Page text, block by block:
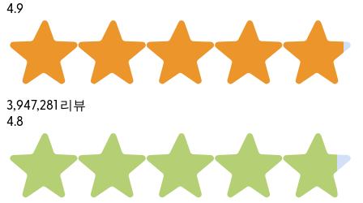
4.9
3,947,281 리뷰
4.8